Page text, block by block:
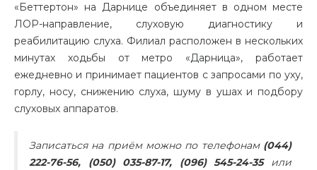
«Беттертон» на Дарнице объединяет в одном месте
ЛОР-направление, слуховую диагностику и
реабилитацию слуха. Филиал расположен в нескольких
минутах ходьбы от метро «Дарница», работает
ежедневно и принимает пациентов с запросами по уху,
горлу, носу, снижению слуха, шуму в ушах и подбору
слуховых аппаратов.
Записаться на приём можно по телефонам (044)
222-76-56, (050) 035-87-17, (096) 545-24-35или